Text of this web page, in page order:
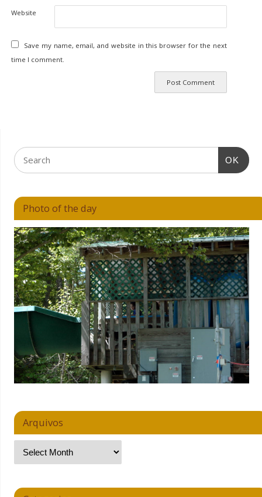
Website
Save my name, email, and website in this browser for the next
time I comment.
OK
Photo of the day
Arquivos